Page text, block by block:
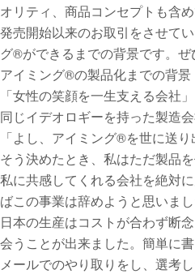
オリティ、商品コンセプトも含
発売開始以来のお取引をさせて
グ®️ができるまでの背景です。ぜ
アイミング®️の製品化までの背景
「女性の笑顔を一生支える会社」
同じイデオロギーを持った製造
「よし、アイミング®️を世に送り
そう決めたとき、私はただ製品
私に共感してくれる会社を絶対
ばこの事業は辞めようと思いまし
日本の生産はコストが合わず断
会うことが出来ました。簡単に
メールでのやり取りをし、選考